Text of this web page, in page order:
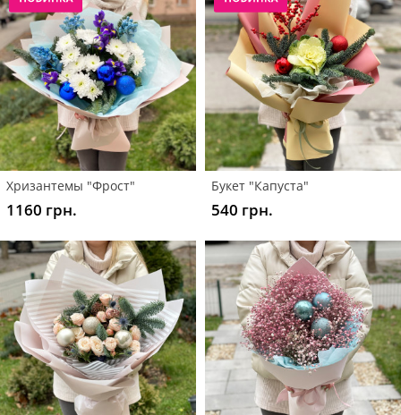
Хризантемы "Фрост"
1160 грн.
Букет "Капуста"
540 грн.